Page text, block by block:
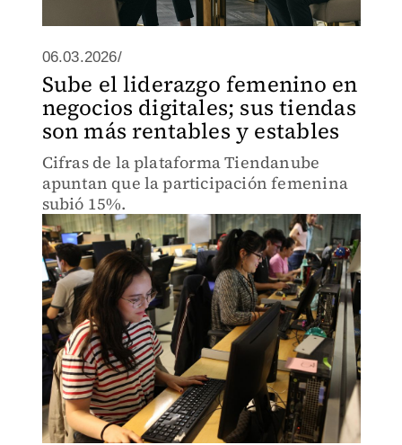
06.03.2026/
Sube el liderazgo femenino en
negocios digitales; sus tiendas
son más rentables y estables
Cifras de la plataforma Tiendanube
apuntan que la participación femenina
subió 15%.